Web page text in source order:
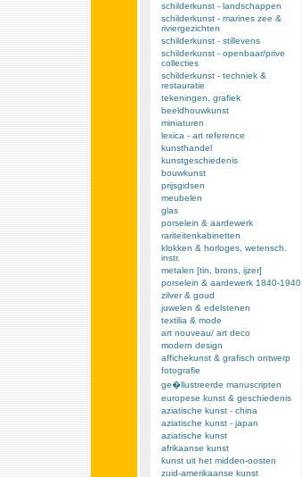
schilderkunst - landschappen
schilderkunst - marines zee &
riviergezichten
schilderkunst - stillevens
schilderkunst - openbaar/prive
collecties
schilderkunst - techniek &
restauratie
tekeningen, grafiek
beeldhouwkunst
miniaturen
lexica - art reference
kunsthandel
kunstgeschiedenis
bouwkunst
prijsgidsen
meubelen
glas
porselein & aardewerk
rariteitenkabinetten
klokken & horloges, wetensch.
instr.
metalen [tin, brons, ijzer]
porselein & aardewerk 1840-1940
zilver & goud
juwelen & edelstenen
textilia & mode
art nouveau/ art deco
modern design
affichekunst & grafisch ontwerp
fotografie
ge�llustreerde manuscripten
europese kunst & geschiedenis
aziatische kunst - china
aziatische kunst - japan
aziatische kunst
afrikaanse kunst
kunst uit het midden-oosten
zuid-amerikaanse kunst